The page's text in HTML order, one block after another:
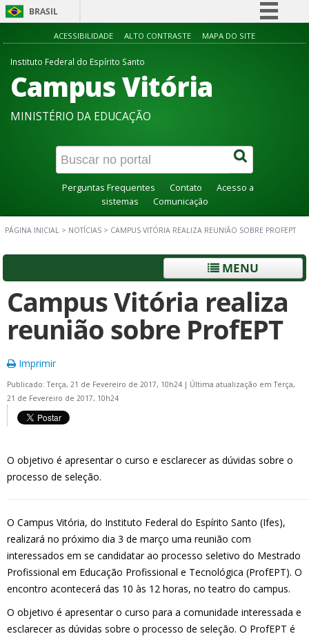
BRASIL
Simplifique!
Acesso à informação
Canais
ACESSIBILIDADE ALTO CONTRASTE MAPA DO SITE
Instituto Federal do Espírito Santo
Campus Vitória
MINISTÉRIO DA EDUCAÇÃO
Perguntas Frequentes Contato
Acesso a
sistemas
Comunicação
PÁGINA INICIAL > NOTÍCIAS > CAMPUS VITÓRIA REALIZA REUNIÃO SOBRE PROFEPT
MENU
Campus Vitória realiza
reunião sobre ProfEPT
Imprimir
Publicado: Terça, 21 de Fevereiro de 2017, 10h24 | Última atualização em Terça,
21 de Fevereiro de 2017, 10h24
O objetivo é apresentar o curso e esclarecer as dúvidas sobre o
processo de seleção.
O Campus Vitória, do Instituto Federal do Espírito Santo (Ifes),
realizará no próximo dia 3 de março uma reunião com
interessados em se candidatar ao processo seletivo do Mestrado
Profissional em Educação Profissional e Tecnológica (ProfEPT). O
encontro acontecerá das 10 às 12 horas, no teatro do campus.
O objetivo é apresentar o curso para a comunidade interessada e
esclarecer as dúvidas sobre o processo de seleção. O ProfEPT é